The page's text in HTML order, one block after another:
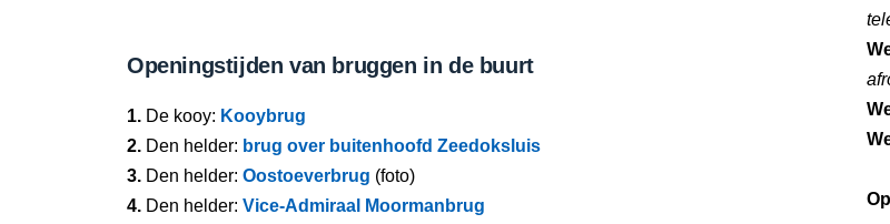
Openingstijden van bruggen in de buurt
1. De kooy: Kooybrug
2. Den helder: brug over buitenhoofd Zeedoksluis
3. Den helder: Oostoeverbrug (foto)
4. Den helder: Vice-Admiraal Moormanbrug